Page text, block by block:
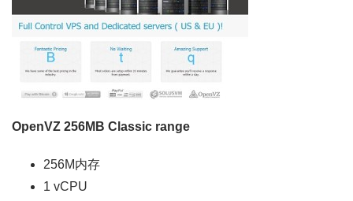
OpenVZ 256MB Classic range
256M内存
1 vCPU